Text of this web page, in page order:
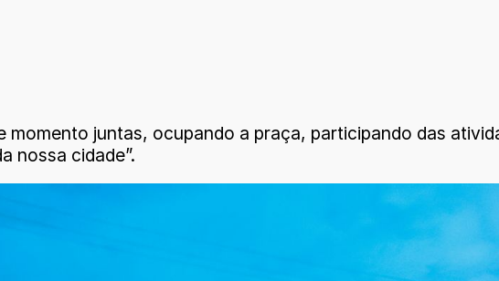
momento juntas, ocupando a praça, participando das
nossa cidade”.